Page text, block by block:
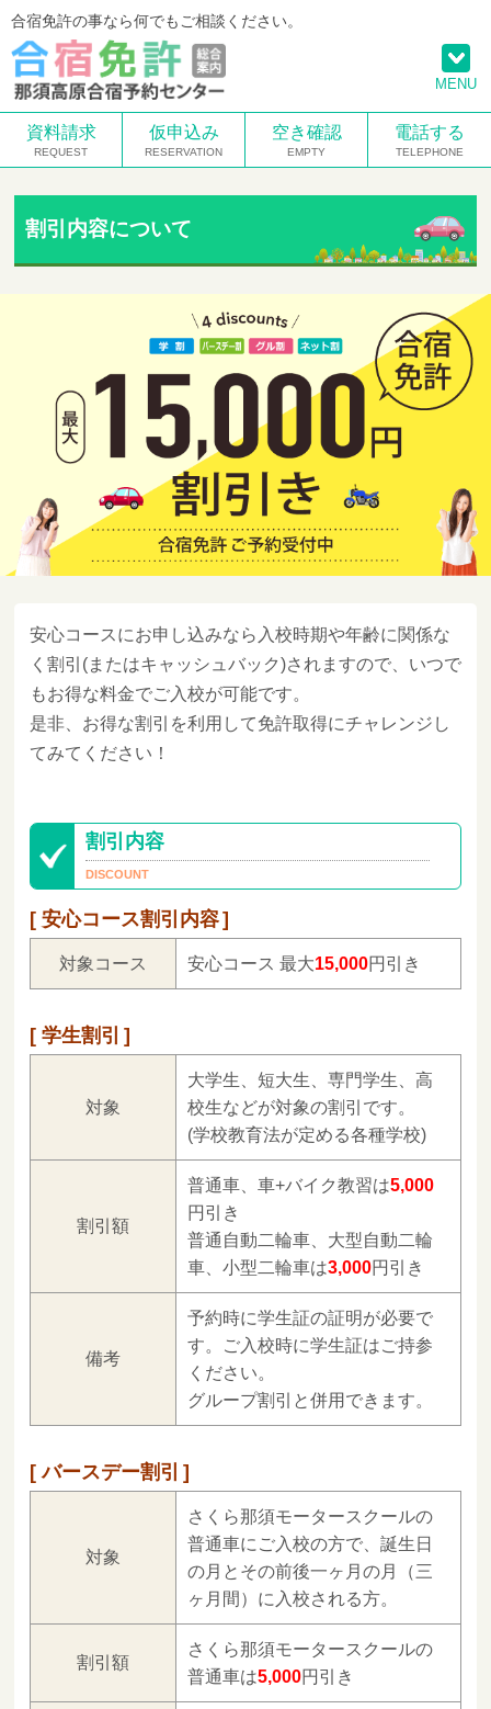
合宿免許の事なら何でもご相談ください。
資料請求 仮申込み 空き確認 電話する
割引内容について
安心コースにお申し込みなら入校時期や年齢に関係な
く割引(またはキャッシュバック)されますので、いつで
もお得な料金でご入校が可能です。
是非、お得な割引を利用して免許取得にチャレンジし
てみてください！
割引内容
安心コース割引内容
対象コース 安心コース 最大15,000円引き
学生割引
対象
大学生、短大生、専門学生、高
校生などが対象の割引です。
(学校教育法が定める各種学校)
割引額
普通車、車+バイク教習は5,000
円引き
普通自動二輪車、大型自動二輪
車、小型二輪車は3,000円引き
備考
予約時に学生証の証明が必要で
す。ご入校時に学生証はご持参
ください。
グループ割引と併用できます。
バースデー割引
対象
さくら那須モータースクールの
普通車にご入校の方で、誕生日
の月とその前後一ヶ月の月（三
ヶ月間）に入校される方。
割引額
さくら那須モータースクールの
普通車は5,000円引き
MENU